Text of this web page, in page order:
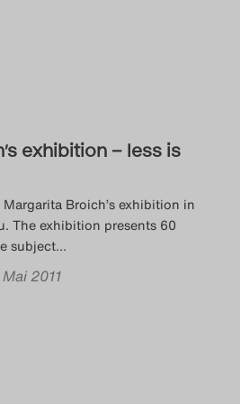
2015
Blog
2016
Blog
exhibition – less is
Broich’s exhibition in
The exhibition presents 60
subject…
Mai 2011